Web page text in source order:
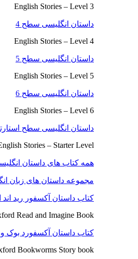
English Stories – Level 3
داستان انگلیسی سطح 4
English Stories – Level 4
داستان انگلیسی سطح 5
English Stories – Level 5
داستان انگلیسی سطح 6
English Stories – Level 6
داستان انگلیسی سطح
Stories – Starter Level
همه کتاب های داستان
مجموعه داستان های زبان
کتاب داستان آکسفور رید اند
Read and Imagine Book
کتاب داستان آکسفورد بوک
Bookworms Story book